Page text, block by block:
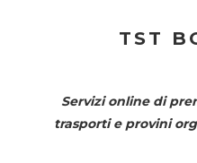
TST
Servizi online di
trasporti e provini